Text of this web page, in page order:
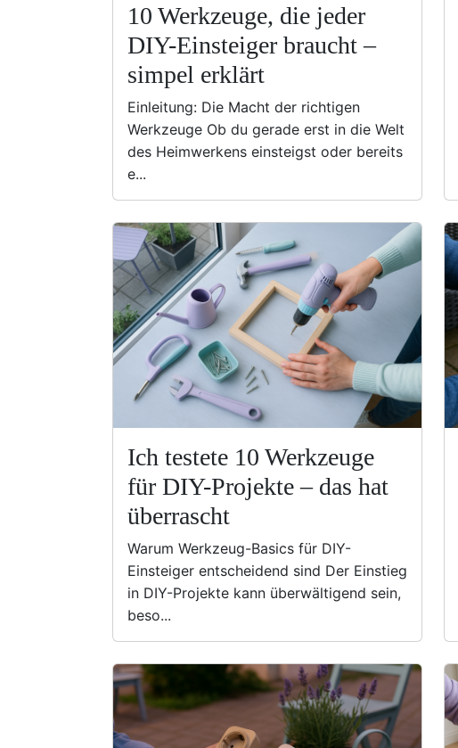
10 Werkzeuge, die jeder
DIY-Einsteiger braucht –
simpel erklärt
Einleitung: Die Macht der richtigen
Werkzeuge Ob du gerade erst in die Welt
des Heimwerkens einsteigst oder bereits
e...
Ich testete 10 Werkzeuge
für DIY-Projekte – das hat
überrascht
Warum Werkzeug-Basics für DIY-
Einsteiger entscheidend sind Der Einstieg
in DIY-Projekte kann überwältigend sein,
beso...